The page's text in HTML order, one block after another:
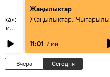
и
Жаңылыктар
Жаңылыктар.
11:01 7 мин
Вчера Сегодня